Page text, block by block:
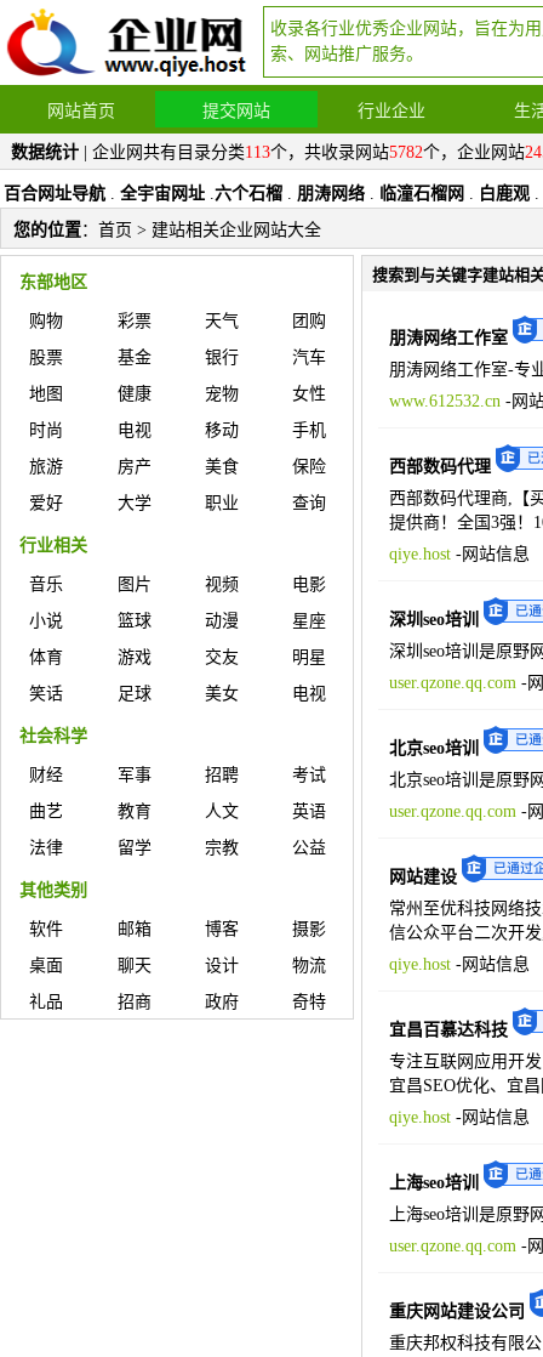
收录各行业优秀企业网站，旨在为
索、网站推广服务。
网站首页 提交网站 行业企业 生
数据统计 | 企业网共有目录分类113个，共收录网站5782个，企业网站
百合网址导航 . 全宇宙网址 .六个石榴 . 朋涛网络 . 临潼石榴网 . 白鹿观 .
您的位置： 首页 > 建站相关企业网站大全
东部地区
购物 彩票 天气
团购
股票
基金 银行
汽车
地图
健康 宠物
女性
时尚
电视 移动
手机
旅游
房产 美食
保险
爱好
大学 职业 查询
行业相关
音乐 图片 视频
电影
小说
篮球 动漫
星座
体育
游戏 交友
明星
笑话
足球 美女 电视
社会科学
财经 军事 招聘
考试
曲艺
教育 人文
英语
法律
留学 宗教 公益
其他类别
软件 邮箱 博客
摄影
桌面
聊天 设计
物流
礼品
招商 政府 奇特
搜索到与关键字建站相
朋涛网络工作室
朋涛网络工作室-专
www.612532.cn-网
西部数码代理
西部数码代理商,【
提供商！全国3强！
qiye.host-网站信息
深圳seo培训
深圳seo培训是原野
user.qzone.qq.com-
北京seo培训
北京seo培训是原野
user.qzone.qq.com-
网站建设
常州至优科技网络
信公众平台二次开
qiye.host-网站信息
宜昌百慕达科技
专注互联网应用开
宜昌SEO优化、宜
qiye.host-网站信息
上海seo培训
上海seo培训是原
user.qzone.qq.com-
重庆网站建设公司
重庆邦权科技有限